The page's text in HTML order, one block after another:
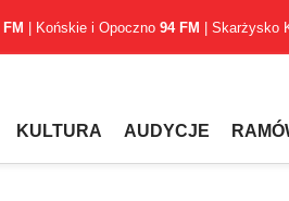
FM | Końskie i Opoczno 94 FM | Skarżysko
KULTURA AUDYCJE